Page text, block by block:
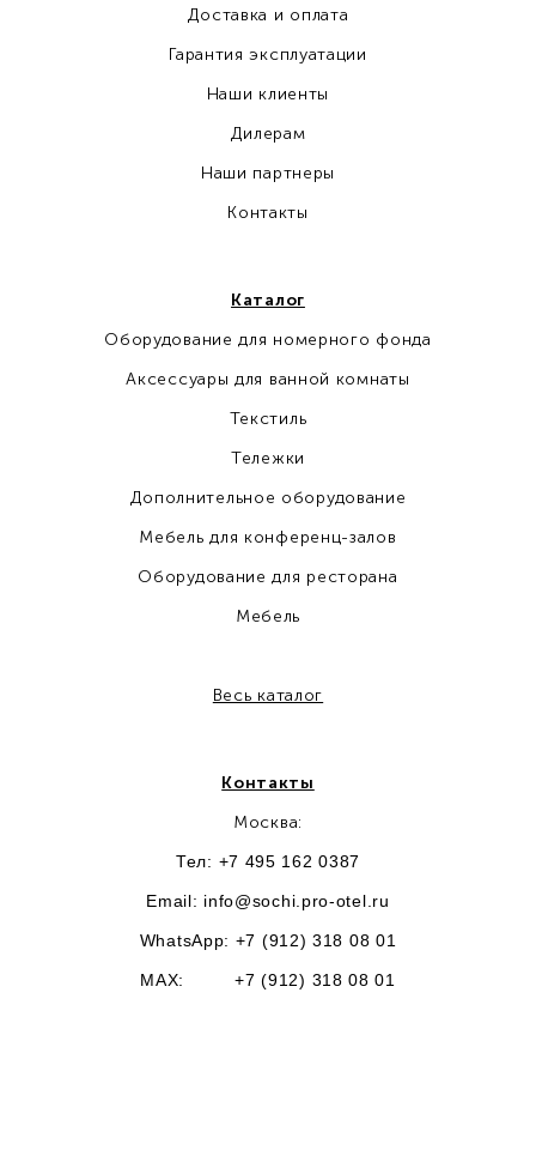
Доставка и оплата
Гарантия эксплуатации
Наши клиенты
Дилерам
Наши партнеры
Контакты
Каталог
Оборудование для номерного фонда
Аксессуары для ванной комнаты
Текстиль
Тележки
Дополнительное оборудование
Мебель для конференц-залов
Оборудование для ресторана
Мебель
Весь каталог
Контакты
Москва:
Тел: +7 495 162 0387
Email: info@sochi.pro-otel.ru
WhatsApp: +7 (912) 318 08 01
MAX: +7 (912) 318 08 01